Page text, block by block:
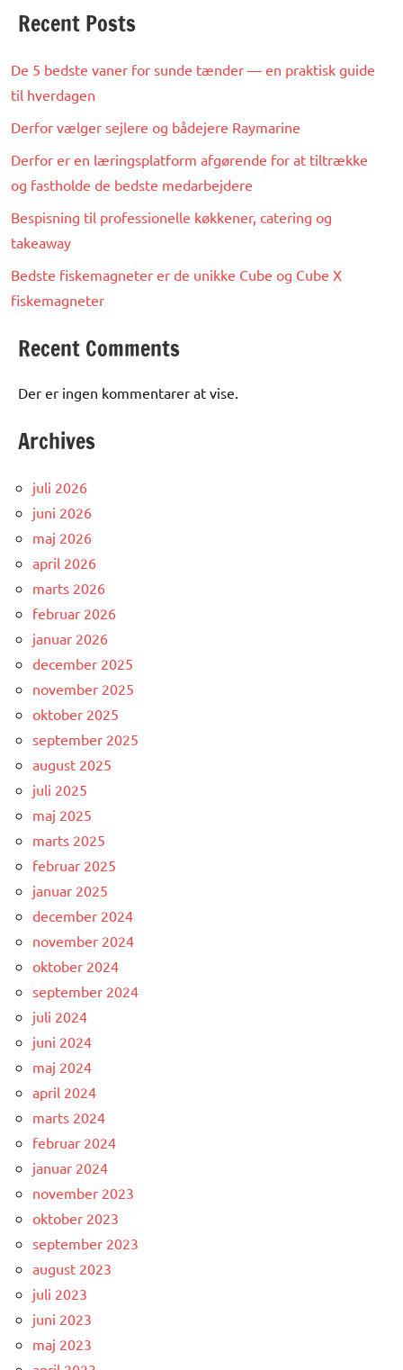
Recent Posts
De 5 bedste vaner for sunde tænder — en praktisk guide
til hverdagen
Derfor vælger sejlere og bådejere Raymarine
Derfor er en læringsplatform afgørende for at tiltrække
og fastholde de bedste medarbejdere
Bespisning til professionelle køkkener, catering og
takeaway
Bedste fiskemagneter er de unikke Cube og Cube X
fiskemagneter
Recent Comments
Der er ingen kommentarer at vise.
Archives
juli 2026
juni 2026
maj 2026
april 2026
marts 2026
februar 2026
januar 2026
december 2025
november 2025
oktober 2025
september 2025
august 2025
juli 2025
maj 2025
marts 2025
februar 2025
januar 2025
december 2024
november 2024
oktober 2024
september 2024
juli 2024
juni 2024
maj 2024
april 2024
marts 2024
februar 2024
januar 2024
november 2023
oktober 2023
september 2023
august 2023
juli 2023
juni 2023
maj 2023